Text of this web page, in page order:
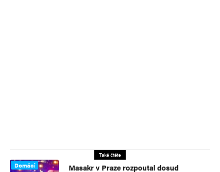
Také čtěte
Domácí
Masakr v Praze rozpoutal dosud